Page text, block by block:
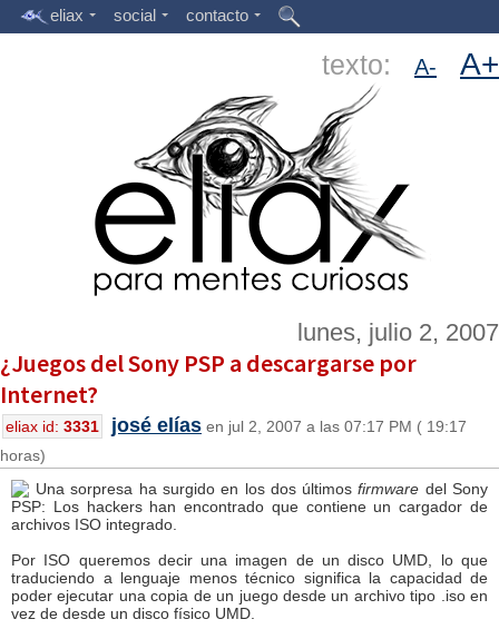
eliax social contacto
texto: A- A+
lunes, julio 2, 2007
¿Juegos del Sony PSP a descargarse por
Internet?
eliax id: 3331 josé elías en jul 2, 2007 a las 07:17 PM ( 19:17
horas)
Una sorpresa ha surgido en los dos últimosfirmware del Sony
PSP: Los hackers han encontrado que contiene un cargador de
archivos ISO integrado.
Por ISO queremos decir una imagen de un disco UMD, lo que
traduciendo a lenguaje menos técnico significa la capacidad de
poder ejecutar una copia de un juego desde un archivo tipo .iso en
vez de desde un disco físico UMD.